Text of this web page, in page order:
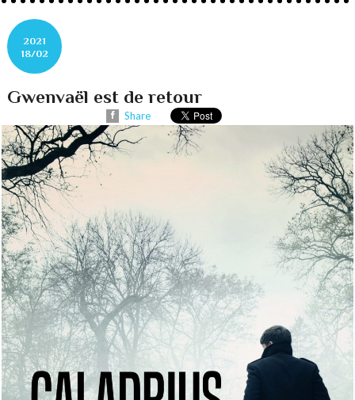
2021
18/02
Gwenvaël est de retour
Share